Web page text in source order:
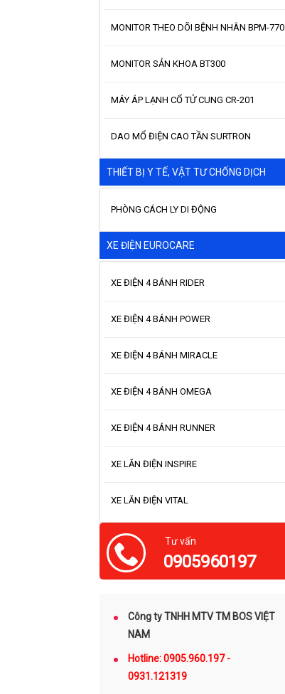
MONITOR THEO DÕI BỆNH NHÂN BPM-770
MONITOR SẢN KHOA BT300
MÁY ÁP LẠNH CỔ TỬ CUNG CR-201
DAO MỔ ĐIỆN CAO TẦN SURTRON
THIẾT BỊ Y TẾ, VẬT TƯ CHỐNG DỊCH
PHÒNG CÁCH LY DI ĐỘNG
XE ĐIỆN EUROCARE
XE ĐIỆN 4 BÁNH RIDER
XE ĐIỆN 4 BÁNH POWER
XE ĐIỆN 4 BÁNH MIRACLE
XE ĐIỆN 4 BÁNH OMEGA
XE ĐIỆN 4 BÁNH RUNNER
XE LĂN ĐIỆN INSPIRE
XE LĂN ĐIỆN VITAL
Tư vấn
0905960197
Công ty TNHH MTV TM BOS VIỆT
NAM
Hotline: 0905.960.197 -
0931.121319